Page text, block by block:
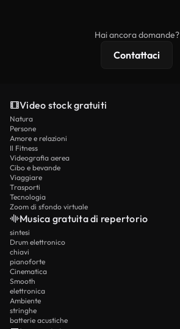
Hai ancora domande?
Contattaci
Video stock gratuiti
Natura
Persone
Amore e relazioni
Il Fitness
Videografia aerea
Cibo e bevande
Viaggiare
Trasporti
Tecnologia
Zoom di sfondo virtuale
Musica gratuita di repertorio
sintesi
Drum elettronico
chiavi
pianoforte
Cinematica
Smooth
elettronica
Ambiente
stringhe
batterie acustiche